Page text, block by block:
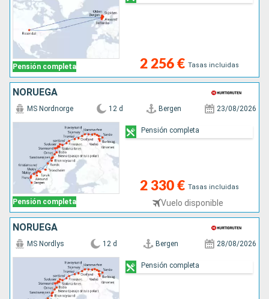
Pensión completa 2 256 € Tasas incluidas
NORUEGA
Pensión completa
MS Nordnorge 12 d Bergen 23/08/2026
2 330 € Tasas incluidas
Vuelo disponible
Pensión completa
NORUEGA
MS Nordlys 12 d Bergen 28/08/2026
Pensión completa